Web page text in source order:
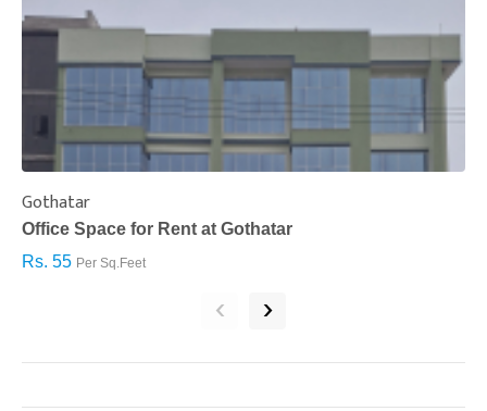
Gothatar
Office Space for Rent at Gothatar
Rs. 55 Per Sq.Feet
‹ ›